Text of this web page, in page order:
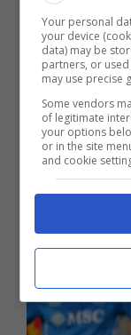
di
Intanto,
tabloid
un’altra
le italiane e
Your personal
your device
data) may be
partners, or
may use precise
Some vendors
of legitimate
your options
or in the site
and cookie